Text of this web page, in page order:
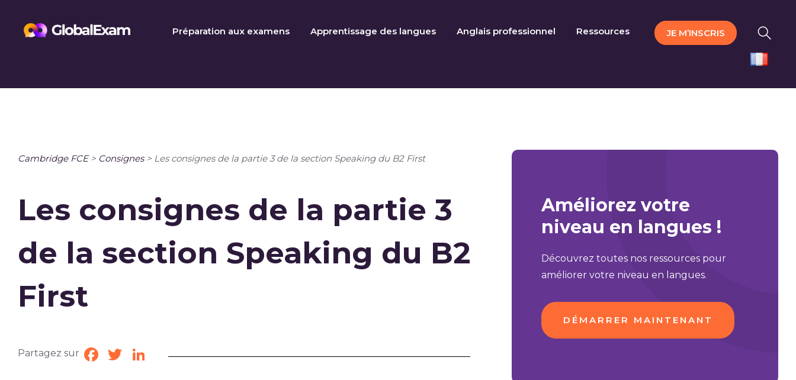
Préparation aux examens Apprentissage des langues Anglais professionnel Ressources JE M’INSCRIS
Cambridge FCE> Consignes> Les consignes de la partie 3 de la section Speaking du B2 First
Les consignes de la partie 3
de la section Speaking du B2
First
Partagez sur Facebook
TwitterLinkedIn
Améliorez votre
niveau en langues !
Découvrez toutes nos ressources pour
améliorer votre niveau en langues.
DÉMARRER MAINTENANT